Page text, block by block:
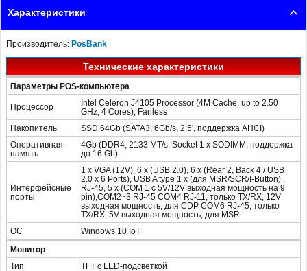
магнитных карт, Windows 10 lot - характеристики и свойства посмотрите на
Характеристики
Производитель: PosBank
Технические характеристики
Параметры POS-компьютера
Процессор
Intel Celeron J4105 Processor (4M Cache, up to 2.50
GHz, 4 Cores), Fanless
Накопитель
SSD 64Gb (SATA3, 6Gb/s, 2.5', поддержка AHCI)
Оперативная
память
4Gb (DDR4, 2133 MT/s, Socket 1 x SODIMM, поддержка
до 16 Gb)
Интерфейсные
порты
1 x VGA (12V), 6 x (USB 2.0), 6 x (Rear 2, Back 4 / USB
2.0 x 6 Ports), USB A type 1 x (для MSR/SCR/I-Button) ,
RJ-45, 5 x (COM 1 с 5V/12V выходная мощность на 9
pin),COM2~3 RJ-45 COM4 RJ-11, только TX/RX, 12V
выходная мощность, для CDP COM6 RJ-45, только
TX/RX, 5V выходная мощность, для MSR
ОС
Windows 10 IoT
Монитор
Тип
TFT с LED-подсветкой